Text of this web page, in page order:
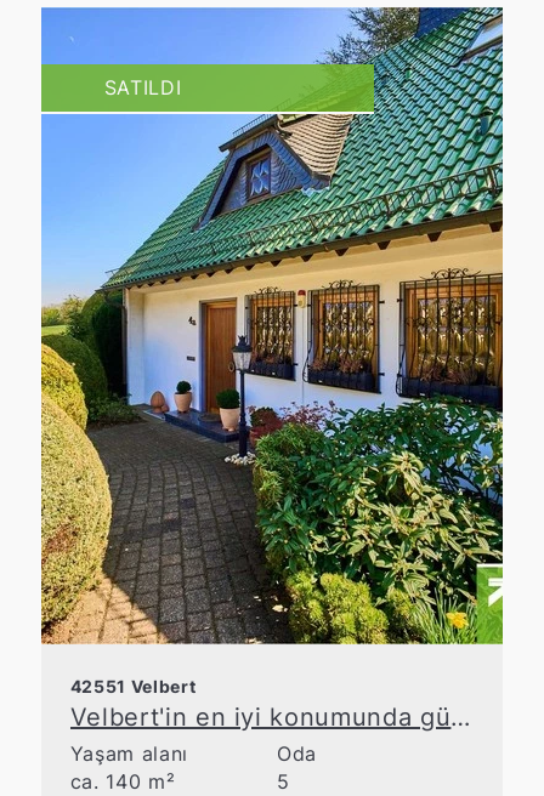
SATILDI
42551 Velbert
Velbert'in en iyi konumunda güneşli bahçesi olan bir rahatlık cenneti
Yaşam alanı
ca. 140 m²
Oda
5